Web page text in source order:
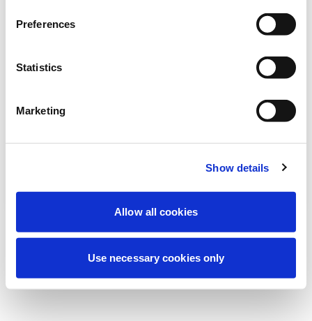
Preferences
Statistics
Marketing
Show details
Allow all cookies
Use necessary cookies only
Deneyiminizi iyileştirmek için şu anda
planlanmış bakım yapıyoruz. Merak
etmeyin, kısa süre içinde tekrar çevrimiçi